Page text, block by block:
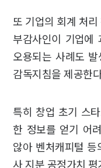
또 기업의 회계 처
부감사인이 기업에
오용되는 사례도
감독지침을 제공한
특히 창업 초기 스
한 정보를 얻기 어
않아 벤처캐피털
사 지분 공정가치